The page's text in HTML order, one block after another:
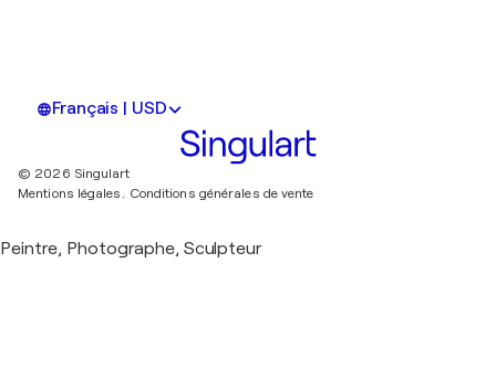
Français | USD
© 2026 Singulart
Mentions légales. Conditions générales de vente
Peintre, Photographe, Sculpteur